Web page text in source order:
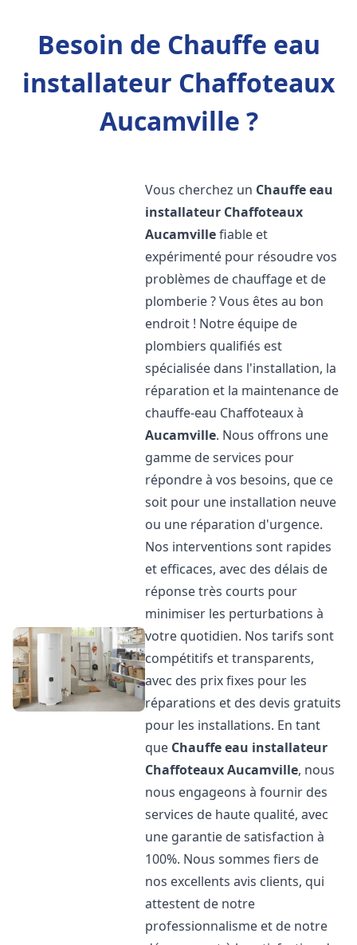
Besoin de Chauffe eau
installateur Chaffoteaux
Aucamville ?
Vous cherchez un Chauffe eau
installateur Chaffoteaux
Aucamvillefiable et
expérimenté pour résoudre vos
problèmes de chauffage et de
plomberie ? Vous êtes au bon
endroit ! Notre équipe de
plombiers qualifiés est
spécialisée dans l'installation, la
réparation et la maintenance de
chauffe-eau Chaffoteaux à
Aucamville. Nous offrons une
gamme de services pour
répondre à vos besoins, que ce
soit pour une installation neuve
ou une réparation d'urgence.
Nos interventions sont rapides
et efficaces, avec des délais de
réponse très courts pour
minimiser les perturbations à
votre quotidien. Nos tarifs sont
compétitifs et transparents,
avec des prix fixes pour les
réparations et des devis gratuits
pour les installations. En tant
que Chauffe eau installateur
ChaffoteauxAucamville, nous
nous engageons à fournir des
services de haute qualité, avec
une garantie de satisfaction à
100%. Nous sommes fiers de
nos excellents avis clients, qui
attestent de notre
professionnalisme et de notre